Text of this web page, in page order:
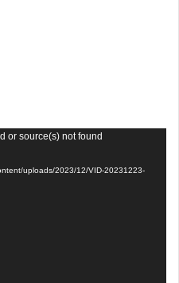
or source(s) not found
uploads/2023/12/VID-20231223-